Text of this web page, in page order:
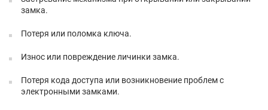
замка.
Потеря или поломка ключа.
Износ или повреждение личинки замка.
Потеря кода доступа или возникновение проблем с
электронными замками.